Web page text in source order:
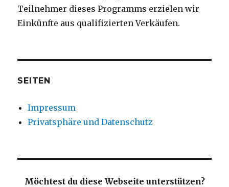
Teilnehmer dieses Programms erzielen wir
Einkünfte aus qualifizierten Verkäufen.
SEITEN
Impressum
Privatsphäre und Datenschutz
Möchtest du diese Webseite unterstützen?